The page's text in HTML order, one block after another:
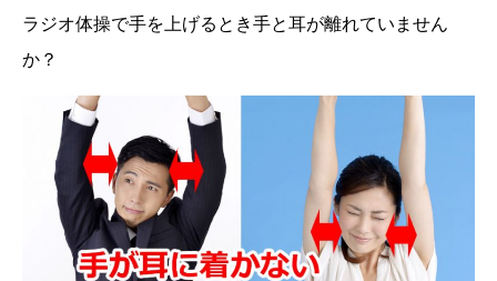
ラジオ体操で手を上げるとき手と耳が離れていません
か？